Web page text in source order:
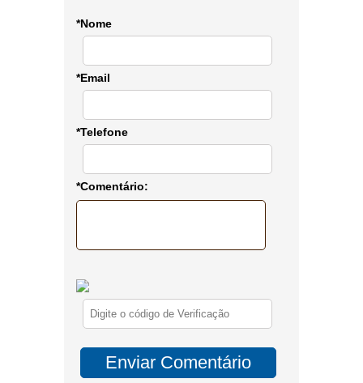
*Nome
*Email
*Telefone
*Comentário: